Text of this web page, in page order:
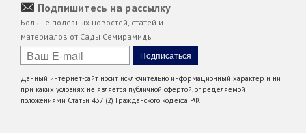
Подпишитесь на рассылку
Больше полезных новостей, статей и
материалов от Сады Семирамиды
Данный интернет-сайт носит исключительно информационный характер и ни
при каких условиях не является публичной офертой, определяемой
положениями Статьи 437 (2) Гражданского кодекса РФ.